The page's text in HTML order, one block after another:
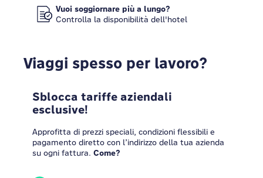
Vuoi soggiornare più a lungo?
Controlla la disponibilità dell'hotel
Viaggi spesso per lavoro?
Sblocca tariffe aziendali
esclusive!
Approfitta di prezzi speciali, condizioni flessibili e
pagamento diretto con l’indirizzo della tua azienda
su ogni fattura. Come?